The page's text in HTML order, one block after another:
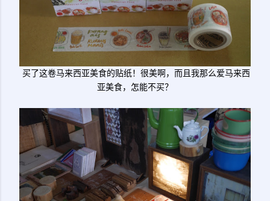
买了这卷马来西亚美食的贴纸！很美啊，而且我那么爱马来西
亚美食，怎能不买？